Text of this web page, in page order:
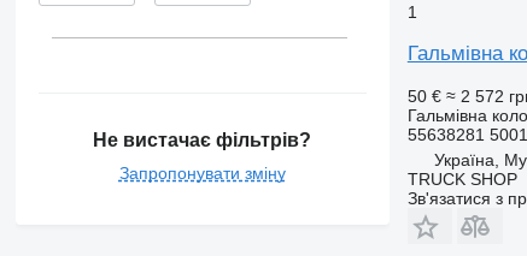
Не вистачає фільтрів?
Запропонувати зміну
1
Гальмівна
50 € ≈ 2 572
Гальмівна
55638281
Україна,
TRUCK SHOP
Зв'язатися з